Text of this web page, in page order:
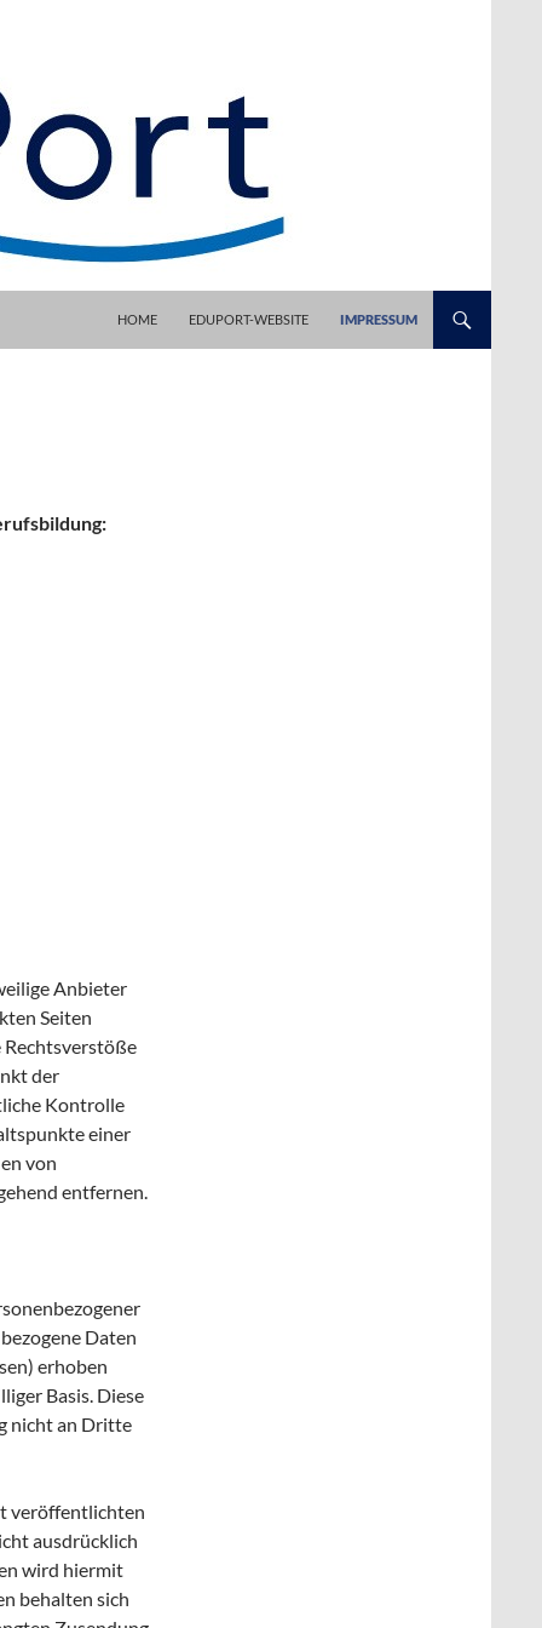
HOME EDUPORT-WEBSITE IMPRESSUM
Anbieter
Seiten
der
Kontrolle
einer
von
entfernen.
Daten
erhoben
Basis. Diese
nicht an Dritte
veröffentlichten
ausdrücklich
wird hiermit
behalten sich